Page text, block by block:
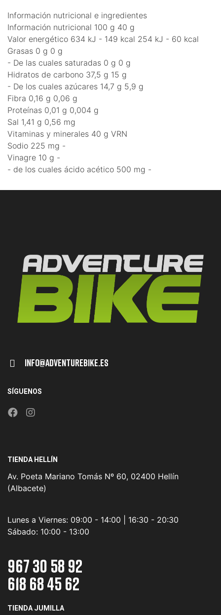
Información nutricional e ingredientes
Información nutricional 100 g 40 g
Valor energético 634 kJ - 149 kcal 254 kJ - 60 kcal
Grasas 0 g 0 g
- De las cuales saturadas 0 g 0 g
Hidratos de carbono 37,5 g 15 g
- De los cuales azúcares 14,7 g 5,9 g
Fibra 0,16 g 0,06 g
Proteínas 0,01 g 0,004 g
Sal 1,41 g 0,56 mg
Vitaminas y minerales 40 g VRN
Sodio 225 mg -
Vinagre 10 g -
- de los cuales ácido acético 500 mg -
Info@adventurebike.es
SÍGUENOS
TIENDA HELLÍN
Av. Poeta Mariano Tomás Nº 60, 02400 Hellín
(Albacete)
Lunes a Viernes: 09:00 - 14:00 | 16:30 - 20:30
Sábado: 10:00 - 13:00
967 30 58 92
618 68 45 62
TIENDA JUMILLA